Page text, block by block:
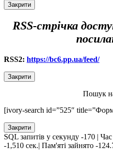
Закрити
RSS-стрічка
RSS2: https://bc6.pp.ua/feed/
Закрити
Пошук
[ivory-search id=”525″
Закрити
SQL запитів у секунду -170 |
-1,510 сек.| Пам'яті зайнято -